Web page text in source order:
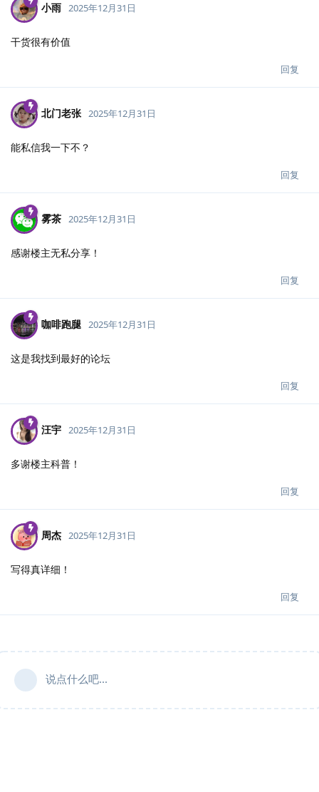
小雨 2025年12月31日
干货很有价值
回复
北门老张 2025年12月31日
能私信我一下不？
回复
雾茶 2025年12月31日
感谢楼主无私分享！
回复
咖啡跑腿 2025年12月31日
这是我找到最好的论坛
回复
汪宇 2025年12月31日
多谢楼主科普！
回复
周杰 2025年12月31日
写得真详细！
回复
说点什么吧...